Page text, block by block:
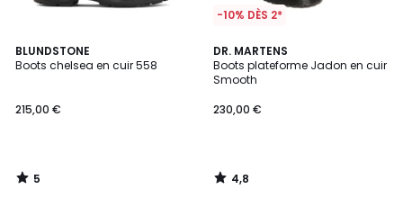
BLUNDSTONE
Boots chelsea en cuir 558
215,00 €
5
/
5
/
-10% DÈS 2*
DR. MARTENS
Boots plateforme Jadon en cuir
Smooth
230,00 €
4,8
/ 5
4,8
/